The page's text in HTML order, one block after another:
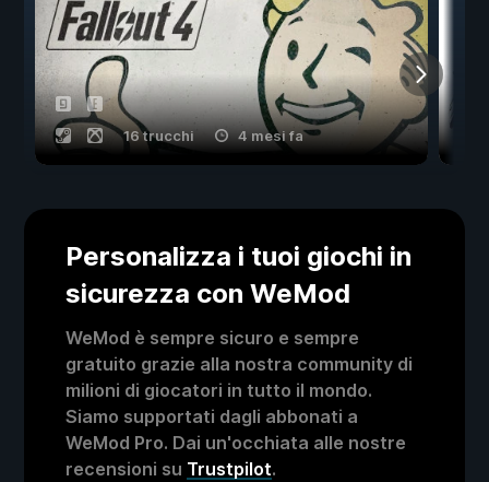
16 trucchi 4 mesi fa
Personalizza i tuoi giochi in
sicurezza con WeMod
WeMod è sempre sicuro e sempre
gratuito grazie alla nostra community di
milioni di giocatori in tutto il mondo.
Siamo supportati dagli abbonati a
WeMod Pro. Dai un'occhiata alle nostre
recensioni su Trustpilot.